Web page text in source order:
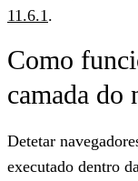
11.6.1 .
Como
camada do
Detetar
executado dentro